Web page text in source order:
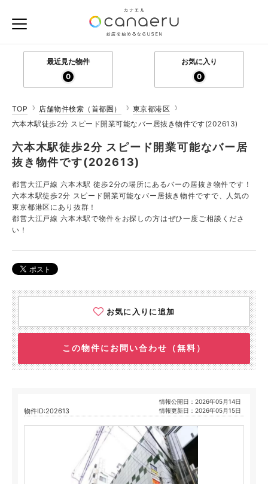
最近見た物件
0
お気に入り
0
TOP 店舗物件検索（首都圏）
東京都港区
六本木駅徒歩2分 スピード開業可能なバー居抜き物件です(202613)
六本木駅徒歩2分 スピード開業可能なバー居
抜き物件です(202613)
都営大江戸線 六本木駅 徒歩2分の場所にあるバーの居抜き物件です！
六本木駅徒歩2分 スピード開業可能なバー居抜き物件ですで、人気の
東京都港区にあり抜群！
都営大江戸線 六本木駅で物件をお探しの方はぜひ一度ご相談くださ
い！
お気に入りに追加
この物件にお問い合わせ（無料）
物件ID:202613
情報公開日：2026年05月14日
情報更新日：2026年05月15日